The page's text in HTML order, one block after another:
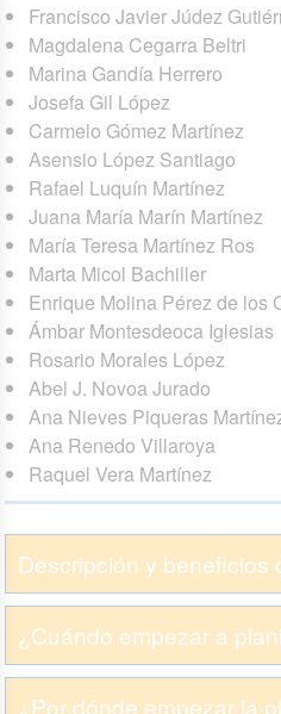
Francisco Javier Júdez
Magdalena Cegarra Beltri
Marina Gandía Herrero
Josefa Gil López
Carmelo Gómez Martínez
Asensio López Santiago
Rafael Luquín Martínez
Juana María Marín Martínez
María Teresa Martínez Ros
Marta Micol Bachiller
Enrique Molina Pérez de los
Ámbar Montesdeoca Iglesias
Rosario Morales López
Abel J. Novoa Jurado
Ana Nieves Piqueras
Ana Renedo Villaroya
Raquel Vera Martínez
Descripción y beneficios
¿Cuándo empezar a
¿Por dónde empezar la